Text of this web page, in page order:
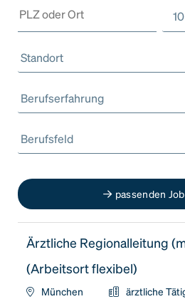
Standort
Berufserfahrung
Berufsfeld
passenden
Ärztliche Regionalleitung
(Arbeitsort flexibel)
München ärztliche